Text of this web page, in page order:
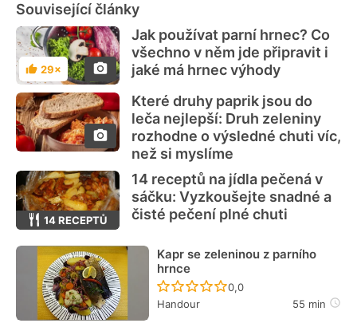
Související články
Hodnocení
29×
Jak používat parní hrnec? Co
všechno v něm jde připravit i
jaké má hrnec výhody
Které druhy paprik jsou do
leča nejlepší: Druh zeleniny
rozhodne o výsledné chuti víc,
než si myslíme
14 RECEPTŮ
14 receptů na jídla pečená v
sáčku: Vyzkoušejte snadné a
čisté pečení plné chuti
Kapr se zeleninou z parního
hrnce
Recept ještě nebyl
0,0
Handour
55 min